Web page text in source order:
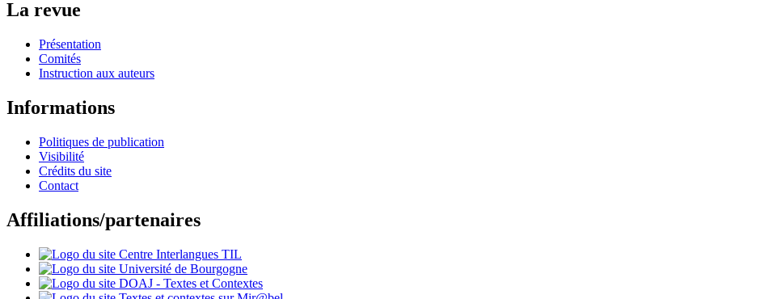
La revue
Présentation
Comités
Instruction aux auteurs
Informations
Politiques de publication
Visibilité
Crédits du site
Contact
Affiliations/partenaires